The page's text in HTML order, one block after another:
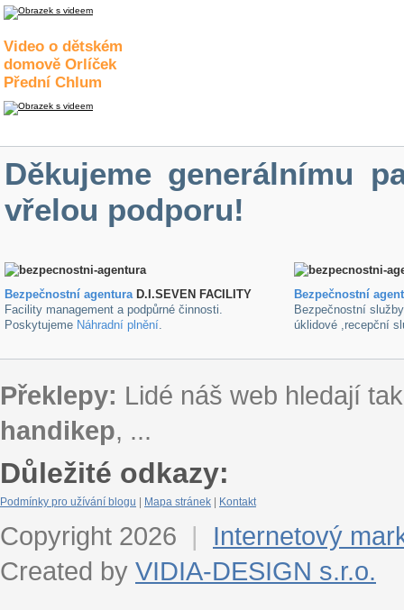
Video o dětském
domově Orlíček
Přední Chlum
Děkujeme generálnímu
vřelou podporu!
Bezpečnostní agenturaD.I.SEVEN FACILITY
Facility management a podpůrné činnosti.
Poskytujeme Náhradní plnění.
Bezpečnostní
Bezpečnostní
úklidové ,recepční
Překlepy: Lidé náš web hledají
handikep, ...
Důležité odkazy:
Podmínky pro užívání blogu Mapa stránek Kontakt
Copyright 2026 |
Internetový
Created by VIDIA-DESIGN s.r.o.